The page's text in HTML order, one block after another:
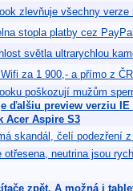
zlevňuje všechny verze
stopla platby cez
světla ultrarychlou
za 1 900,- a přímo z
poškozují mužům
ďalšiu preview verziu IE
Acer Aspire S3
skandál, čelí podezření
otřesena, neutrina jsou
zpět. A možná i